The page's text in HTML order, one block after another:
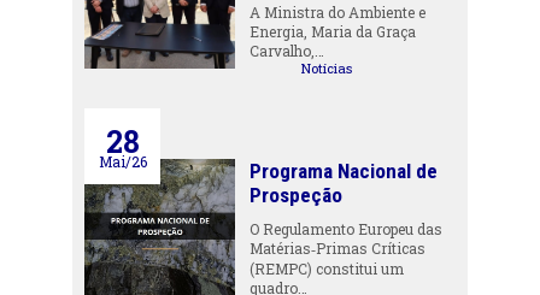
A Ministra do Ambiente e
Energia, Maria da Graça
Carvalho,…
Notícias
28
Mai/26
Programa Nacional de
Prospeção
O Regulamento Europeu das
Matérias‑Primas Críticas
(REMPC) constitui um
quadro…